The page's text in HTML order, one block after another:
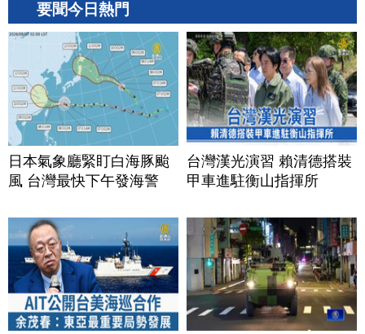
要聞今日熱門
日本氣象廳緊盯白海豚颱
風 台灣最快下午發海警
台灣漢光演習 賴清德搭裝
甲車進駐衡山指揮所